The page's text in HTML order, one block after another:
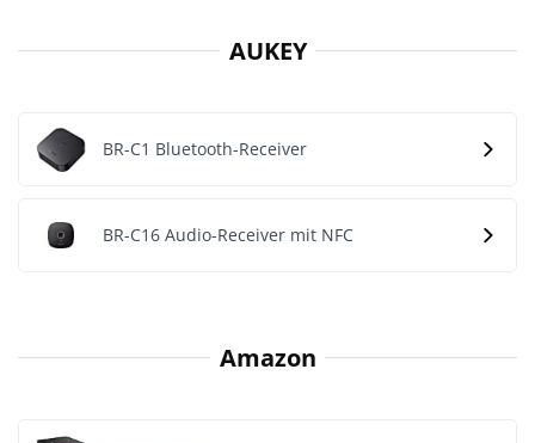
AUKEY
BR-C1 Bluetooth-Receiver
BR-C16 Audio-Receiver mit NFC
Amazon